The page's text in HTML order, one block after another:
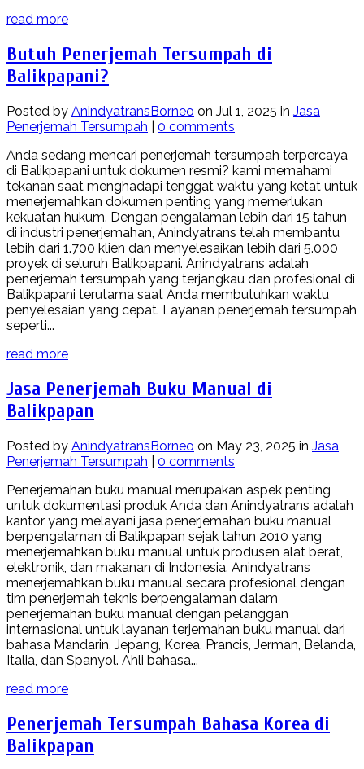
read more
Butuh Penerjemah Tersumpah di
Balikpapani?
Posted by AnindyatransBorneo on Jul 1, 2025 in Jasa
Penerjemah Tersumpah
0 comments
Anda sedang mencari penerjemah tersumpah terpercaya
di Balikpapani untuk dokumen resmi? kami memahami
tekanan saat menghadapi tenggat waktu yang ketat untuk
menerjemahkan dokumen penting yang memerlukan
kekuatan hukum. Dengan pengalaman lebih dari 15 tahun
di industri penerjemahan, Anindyatrans telah membantu
lebih dari 1.700 klien dan menyelesaikan lebih dari 5.000
proyek di seluruh Balikpapani. Anindyatrans adalah
penerjemah tersumpah yang terjangkau dan profesional di
Balikpapani terutama saat Anda membutuhkan waktu
penyelesaian yang cepat. Layanan penerjemah tersumpah
seperti...
read more
Jasa Penerjemah Buku Manual di
Balikpapan
Posted by AnindyatransBorneo on May 23, 2025 in Jasa
Penerjemah Tersumpah
0 comments
Penerjemahan buku manual merupakan aspek penting
untuk dokumentasi produk Anda dan Anindyatrans adalah
kantor yang melayani jasa penerjemahan buku manual
berpengalaman di Balikpapan sejak tahun 2010 yang
menerjemahkan buku manual untuk produsen alat berat,
elektronik, dan makanan di Indonesia. Anindyatrans
menerjemahkan buku manual secara profesional dengan
tim penerjemah teknis berpengalaman dalam
penerjemahan buku manual dengan pelanggan
internasional untuk layanan terjemahan buku manual dari
bahasa Mandarin, Jepang, Korea, Prancis, Jerman, Belanda,
Italia, dan Spanyol. Ahli bahasa...
read more
Penerjemah Tersumpah Bahasa Korea di
Balikpapan